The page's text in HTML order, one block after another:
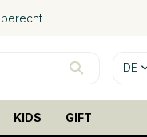
DE
KIDS GIFT